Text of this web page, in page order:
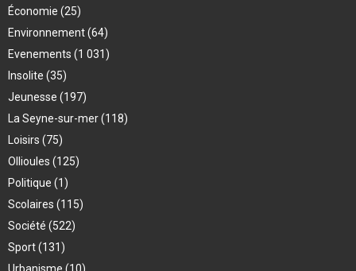
Économie (25)
Environnement(64)
Evenements (1 031)
Insolite (35)
Jeunesse (197)
La Seyne-sur-mer(118)
Loisirs (75)
Ollioules (125)
Politique (1)
Scolaires (115)
Société (522)
Sport(131)